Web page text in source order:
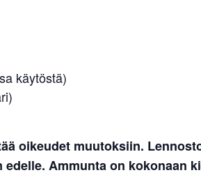
käytöstä)
oikeudet muutoksiin.
Ammunta on kokonaan